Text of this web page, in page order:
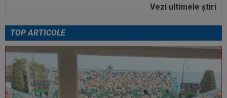
Salariul lui Marius Șumudică la
00:39
Reacția total neașteptată a lui Nuno Campos,
întrebat de Adrian Mazilu după...
00:39
Florin Pîrvu a surprins pe toată lumea, după
umilința cu Dinamo
Vezi ultimele ştiri
TOP ARTICOLE